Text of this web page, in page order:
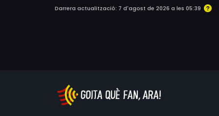
Darrera actualització: 7 d'agost de 2026 a les 05:39